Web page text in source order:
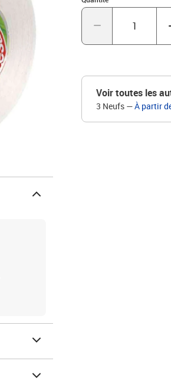
Voir toutes les
3 Neufs —À partir